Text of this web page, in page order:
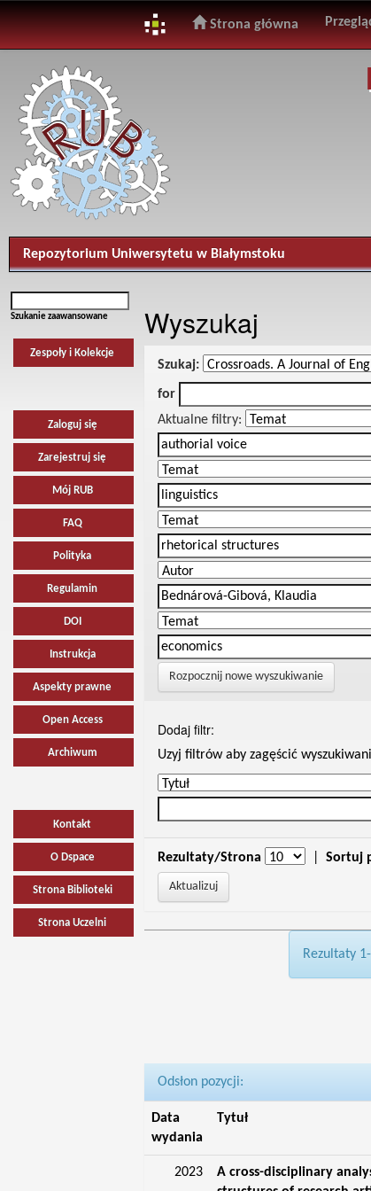
navigation
Strona główna
Repozytorium Uniwersytetu w Białymstoku
Szukanie zaawansowane
Zespoły i Kolekcje
Zaloguj się
Zarejestruj się
Mój RUB
FAQ
Polityka
Regulamin
DOI
Instrukcja
Aspekty prawne
Open Access
Archiwum
Kontakt
O Dspace
Strona Biblioteki
Strona Uczelni
Wyszukaj
Szukaj:
for
Aktualne filtry:
Rozpocznij nowe wyszukiwanie
Dodaj filtr:
Uzyj filtrów aby zagęścić
Rezultaty/Strona Sortuj
Rezultaty
Odsłon pozycji:
Data
wydania
Tytuł
2023
A cross-disciplinary